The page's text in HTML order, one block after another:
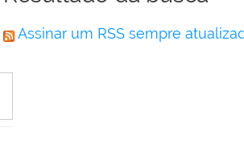
Assinar um RSS sempre